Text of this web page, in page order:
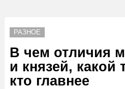
РАЗНОЕ
В чем отличия
и князей,
кто главнее